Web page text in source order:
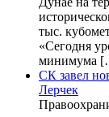
тыс.
«Сегодня
минимума
СК завел
Лерчек